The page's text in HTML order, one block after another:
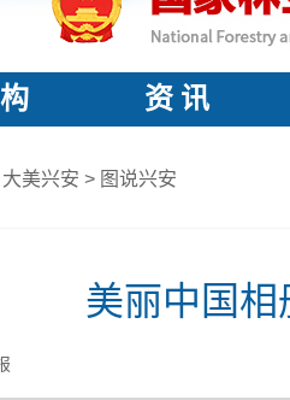
资 讯
大美兴安 > 图说兴安
美丽中国